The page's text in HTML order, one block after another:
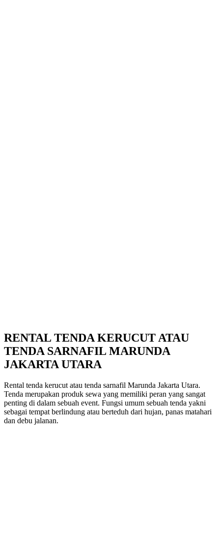
RENTAL TENDA KERUCUT ATAU
TENDA SARNAFIL MARUNDA
JAKARTA UTARA
Rental tenda kerucut atau tenda sarnafil Marunda Jakarta Utara.
Tenda merupakan produk sewa yang memiliki peran yang sangat
penting di dalam sebuah event. Fungsi umum sebuah tenda yakni
sebagai tempat berlindung atau berteduh dari hujan, panas matahari
dan debu jalanan.